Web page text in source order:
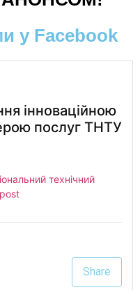
у Facebook
інноваційною
послуг ТНТУ
технічний
Share